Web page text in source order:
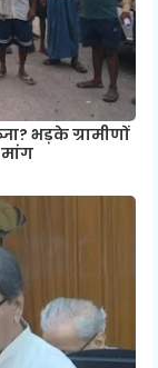
भड़के ग्रामीणों
मांग